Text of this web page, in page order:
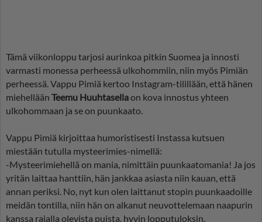
Tämä viikonloppu tarjosi aurinkoa pitkin Suomea ja innosti
varmasti monessa perheessä ulkohommiin, niin myös Pimiän
perheessä. Vappu Pimiä kertoo Instagram-tilillään, että hänen
miehellään Teemu Huuhtasellaon kova innostus yhteen
ulkohommaan ja se on puunkaato.
Vappu Pimiä kirjoittaa humoristisesti Instassa kutsuen
miestään tutulla mysteerimies-nimellä:
-Mysteerimiehellä on mania, nimittäin puunkaatomania! Ja jos
yritän laittaa hanttiin, hän jankkaa asiasta niin kauan, että
annan periksi. No, nyt kun olen laittanut stopin puunkaadoille
meidän tontilla, niin hän on alkanut neuvottelemaan naapurin
kanssa rajalla olevista puista, hyvin lopputuloksin,